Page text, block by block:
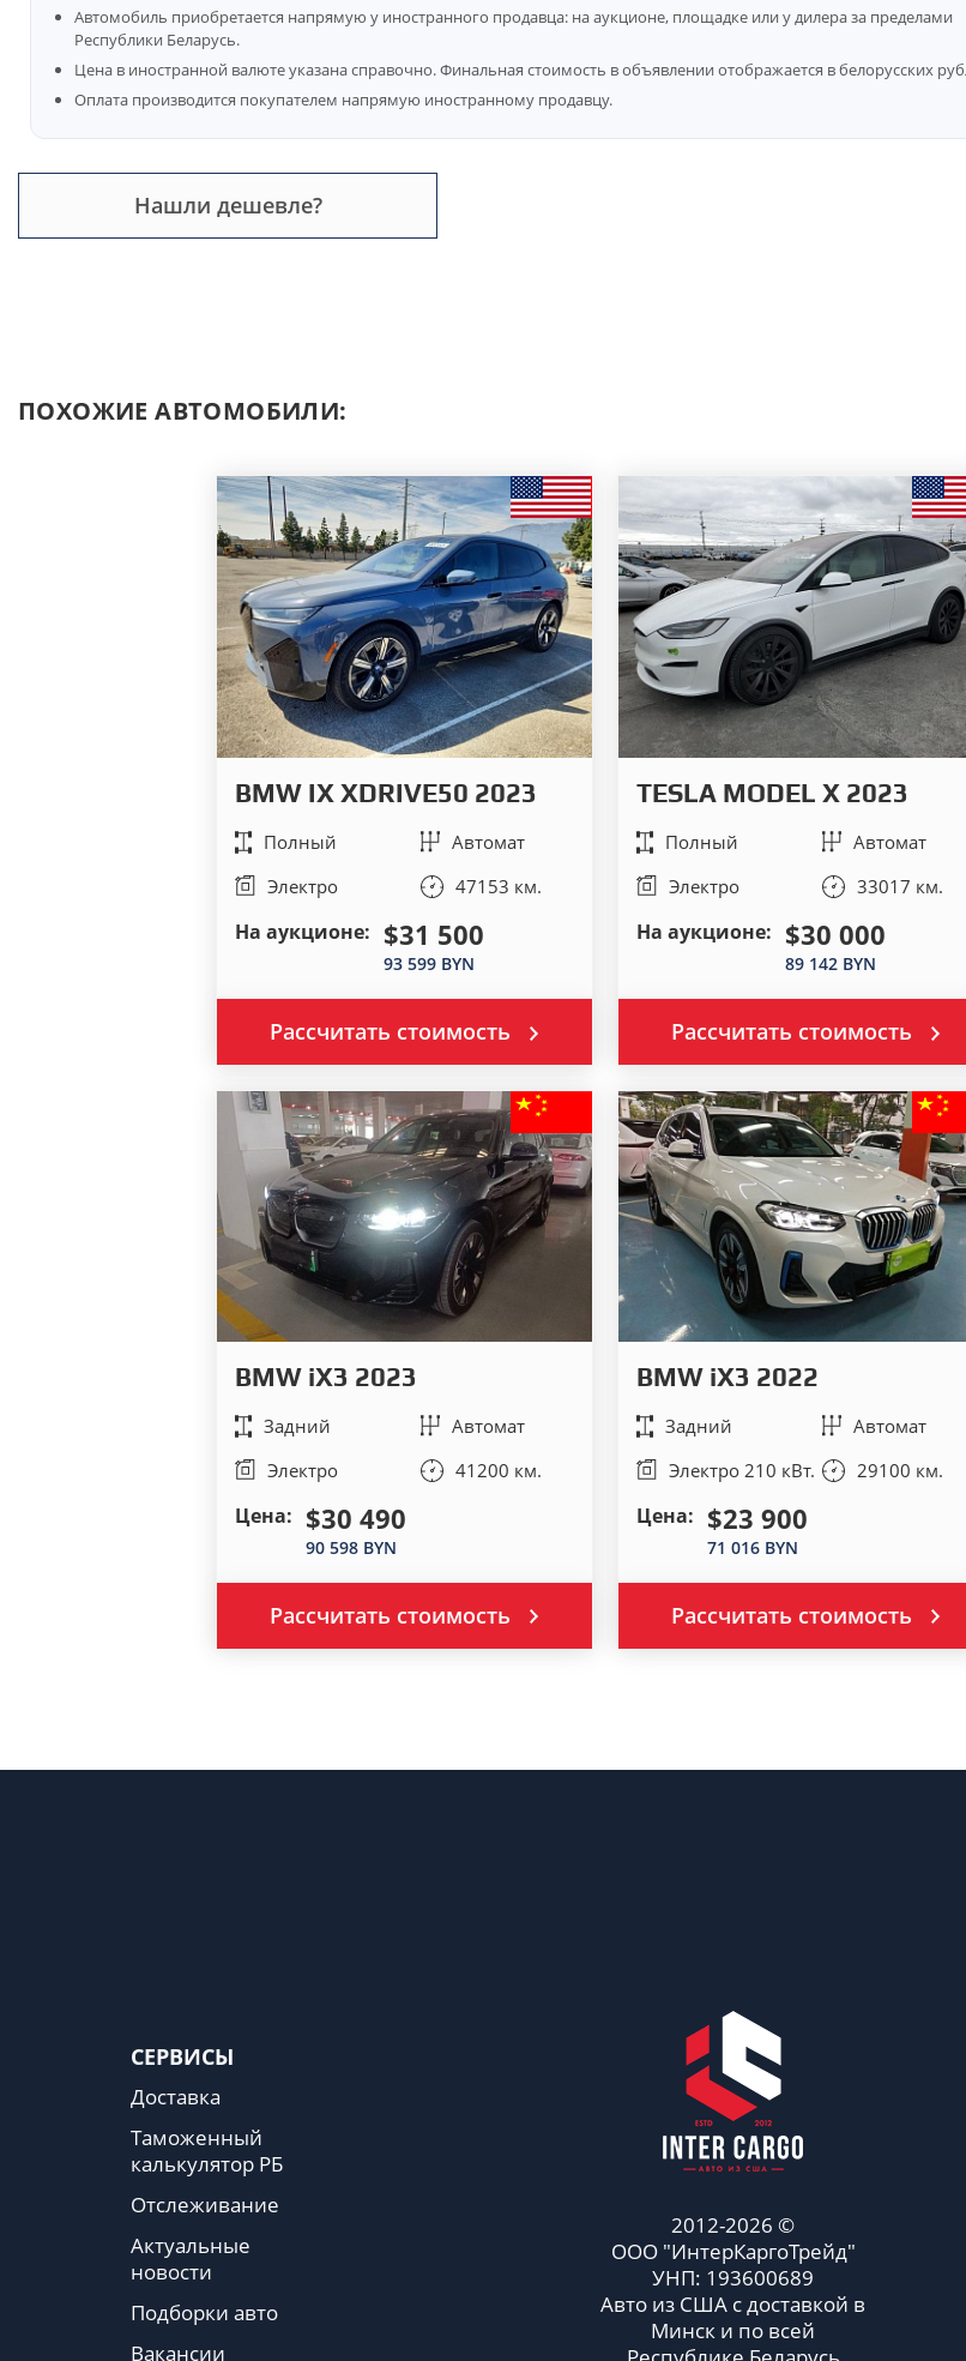
Автомобиль приобретается напрямую у иностранного продавца: на аукционе, площадке или у дилера за пределами
Республики Беларусь.
Цена в иностранной валюте указана справочно. Финальная стоимость в объявлении отображается в белорусских
Оплата производится покупателем напрямую иностранному продавцу.
Нашли дешевле?
ПОХОЖИЕ АВТОМОБИЛИ:
BMW IX XDRIVE50 2023
Полный
Автомат
Электро
47153 км.
На аукционе: $31 500
93 599 BYN
Рассчитать стоимость
TESLA MODEL X 2023
Полный
Автомат
Электро
33017 км.
На аукционе: $30 000
89 142 BYN
Рассчитать стоимость
BMW iX3 2023
Задний
Автомат
Электро
41200 км.
Цена: $30 490
90 598 BYN
Рассчитать стоимость
BMW iX3 2022
Задний
Автомат
Электро 210 кВт.
29100 км.
Цена: $23 900
71 016 BYN
Рассчитать стоимость
СЕРВИСЫ
Доставка
Таможенный
калькулятор РБ
Отслеживание
Актуальные
новости
Подборки авто
Вакансии
2012-2026 ©
ООО "ИнтерКаргоТрейд"
УНП: 193600689
Авто из США с доставкой в
Минск и по всей